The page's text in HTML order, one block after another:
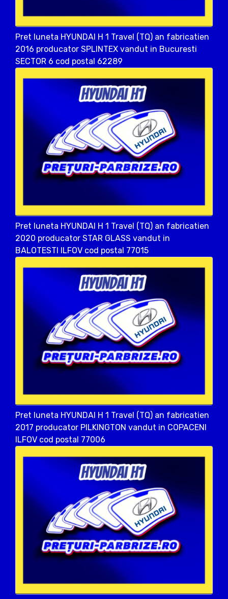
Pret luneta HYUNDAI H 1 Travel (TQ) an fabricatien
2016 producator SPLINTEX vandut in Bucuresti
SECTOR 6 cod postal 62289
Pret luneta HYUNDAI H 1 Travel (TQ) an fabricatien
2020 producator STAR GLASS vandut in
BALOTESTI ILFOV cod postal 77015
Pret luneta HYUNDAI H 1 Travel (TQ) an fabricatien
2017 producator PILKINGTON vandut in COPACENI
ILFOV cod postal 77006